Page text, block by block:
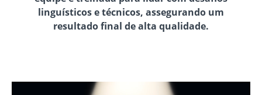
linguísticos e técnicos, assegurando um
resultado final de alta qualidade.